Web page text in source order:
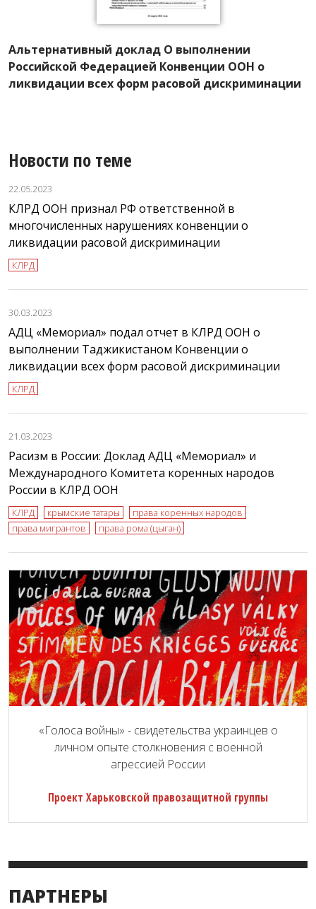
Альтернативный доклад О выполнении
Российской Федерацией Конвенции ООН о
ликвидации всех форм расовой дискриминации
Новости по теме
22.05.2023
КЛРД ООН признал РФ ответственной в
многочисленных нарушениях конвенции о
ликвидации расовой дискриминации
КЛРД
30.03.2023
АДЦ «Мемориал» подал отчет в КЛРД ООН о
выполнении Таджикистаном Конвенции о
ликвидации всех форм расовой дискриминации
КЛРД
21.03.2023
Расизм в России: Доклад АДЦ «Мемориал» и
Международного Комитета коренных народов
России в КЛРД ООН
КЛРД крымские татары
права коренных народов
права мигрантов
права рома (цыган)
«Голоса войны» - свидетельства украинцев о
личном опыте столкновения с военной
агрессией России
Проект Харьковской правозащитной группы
ПАРТНЕРЫ